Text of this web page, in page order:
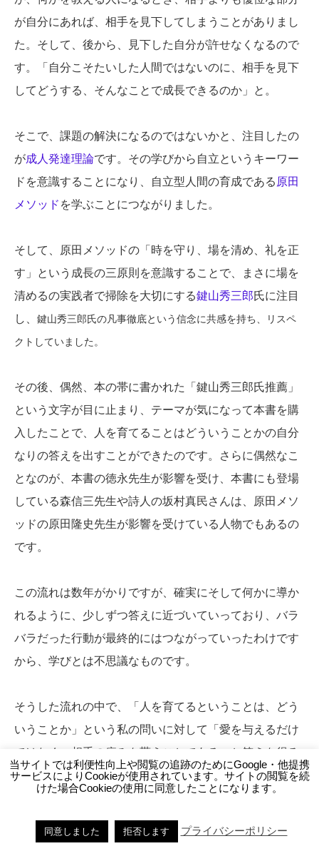
が自分にあれば、相手を見下してしまうことがありまし
た。そして、後から、見下した自分が許せなくなるので
す。「自分こそたいした人間ではないのに、相手を見下
してどうする、そんなことで成長できるのか」と。
そこで、課題の解決になるのではないかと、注目したの
が成人発達理論です。その学びから自立というキーワー
ドを意識することになり、自立型人間の育成である 原田
メソッド を学ぶことにつながりました。
そして、原田メソッドの「時を守り、場を清め、礼を正
す」という成長の三原則を意識することで、まさに場を
清めるの実践者で掃除を大切にする鍵山秀三郎氏に注目
し、 鍵山秀三郎氏の凡事徹底という信念に共感を持ち、リスペ
クトしていました。
その後、偶然、本の帯に書かれた「鍵山秀三郎氏推薦」
という文字が目に止まり、テーマが気になって本書を購
入したことで、人を育てることはどういうことかの自分
なりの答えを出すことができたのです。さらに偶然なこ
となのが、本書の徳永先生が影響を受け、本書にも登場
している森信三先生や詩人の坂村真民さんは、原田メソ
ッドの原田隆史先生が影響を受けている人物でもあるの
です。
この流れは数年がかりですが、確実にそして何かに導か
れるように、少しずつ答えに近づいていっており、バラ
バラだった行動が最終的にはつながっていったわけです
から、学びとは不思議なものです。
そうした流れの中で、「人を育てるということは、どう
いうことか」という私の問いに対して「愛を与えるだけ
ではなく、相手の痛みを貰うことである」と答えを得る
ことができたのは前述しました。それは良いことなので
すが、同時に森信三先生や徳永先生などの伝説の教師と
私の距離が一気に広がったのも事実です。到底到達でき
ないであろう先に先人たちはおり、私の「人を育てる
当サイトでは利便性向上や閲覧の追跡のためにGoogle・他提携
サービスによりCookieが使用されています。サイトの閲覧を続
けた場合Cookieの使用に同意したことになります。
同意しました 拒否します プライバシーポリシー